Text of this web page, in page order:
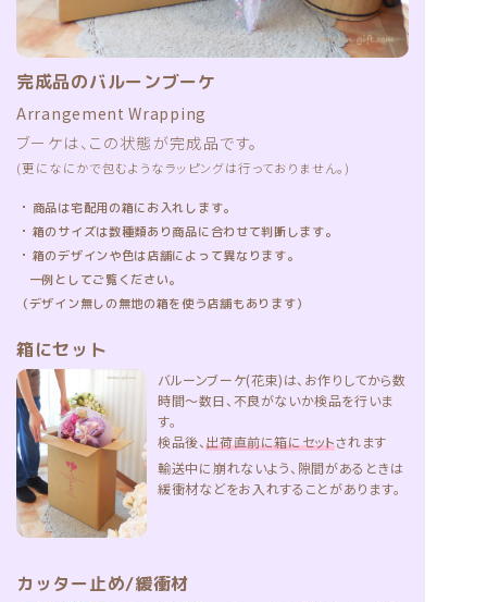
完成品のバルーンブーケ
Arrangement Wrapping
ブーケは、この状態が完成品です。
(更になにかで包むようなラッピングは行っておりません。)
・ 商品は宅配用の箱にお入れします。
・ 箱のサイズは数種類あり商品に合わせて判断します。
・ 箱のデザインや色は店舗によって異なります。
一例としてご覧ください。
（デザイン無しの無地の箱を使う店舗もあります）
箱にセット
バルーンブーケ(花束)は、お作りしてから数
時間〜数日、不良がないか検品を行いま
す。
検品後、出荷直前に箱にセットされます
輸送中に崩れないよう、隙間があるときは
緩衝材などをお入れすることがあります。
カッター止め/緩衝材